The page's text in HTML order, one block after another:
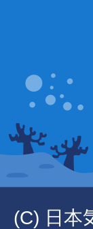
(C) 日本